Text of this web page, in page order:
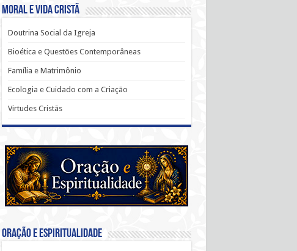
Moral e Vida Cristã
Doutrina Social da Igreja
Bioética e Questões Contemporâneas
Família e Matrimônio
Ecologia e Cuidado com a Criação
Virtudes Cristãs
Oração e Espiritualidade